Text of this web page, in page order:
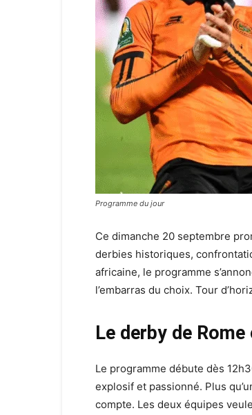
Programme du jour
Ce dimanche 20 septembre
derbies historiques,
africaine, le programme
l’embarras du choix. Tour
Le derby de Rome
Le programme débute dès
explosif et passionné. Plus
compte. Les deux équipes